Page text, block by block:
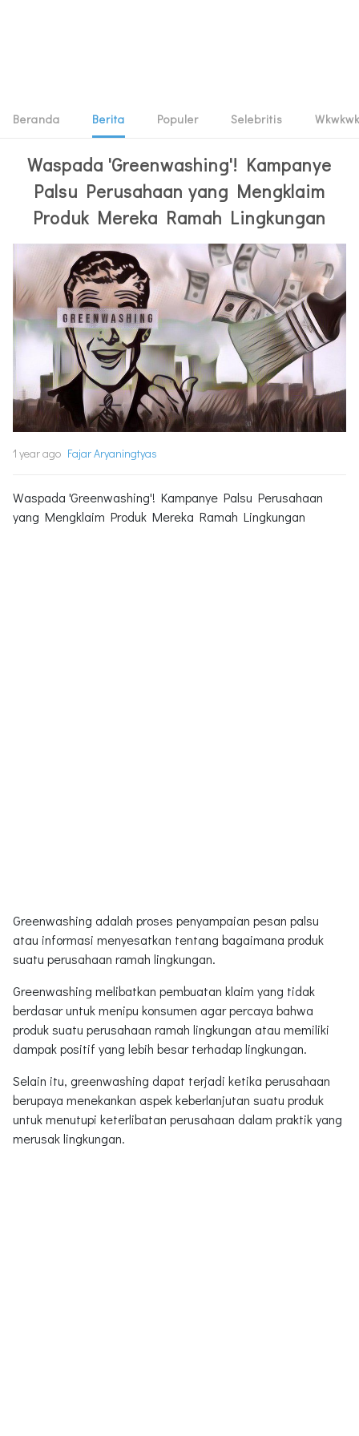
Beranda Berita Populer Selebritis Wkwkwk
Waspada 'Greenwashing'! Kampanye
Palsu Perusahaan yang Mengklaim
Produk Mereka Ramah Lingkungan
1 year ago Fajar Aryaningtyas
Waspada 'Greenwashing'! Kampanye Palsu Perusahaan
yang Mengklaim Produk Mereka Ramah Lingkungan
Greenwashing adalah proses penyampaian pesan palsu
atau informasi menyesatkan tentang bagaimana produk
suatu perusahaan ramah lingkungan.
Greenwashing melibatkan pembuatan klaim yang tidak
berdasar untuk menipu konsumen agar percaya bahwa
produk suatu perusahaan ramah lingkungan atau memiliki
dampak positif yang lebih besar terhadap lingkungan.
Selain itu, greenwashing dapat terjadi ketika perusahaan
berupaya menekankan aspek keberlanjutan suatu produk
untuk menutupi keterlibatan perusahaan dalam praktik yang
merusak lingkungan.